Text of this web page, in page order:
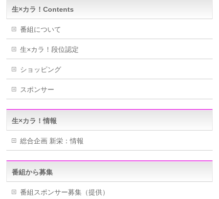
生×カラ！Contents
番組について
生×カラ！段位認定
ショッピング
スポンサー
生×カラ！情報
総合企画 新栄：情報
番組から募集
番組スポンサー募集（提供）